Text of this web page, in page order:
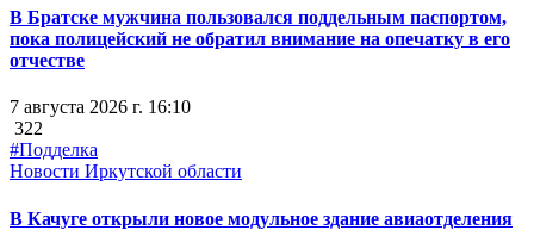
В Братске мужчина пользовался поддельным паспортом,
пока полицейский не обратил внимание на опечатку в его
отчестве
7 августа 2026 г. 16:10
322
#Подделка
Новости Иркутской области
В Качуге открыли новое модульное здание авиаотделения